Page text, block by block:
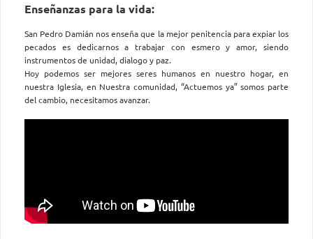
Enseñanzas para la vida:
San Pedro Damián nos enseña que la mejor penitencia para expiar los
pecados es dedicarnos a trabajar con esmero y amor, siendo
instrumentos de unidad, dialogo y paz.
Hoy podemos ser mejores seres humanos en nuestro hogar, en
nuestra Iglesia, en Nuestra comunidad, “Actuemos ya” somos parte
del cambio, necesitamos avanzar.